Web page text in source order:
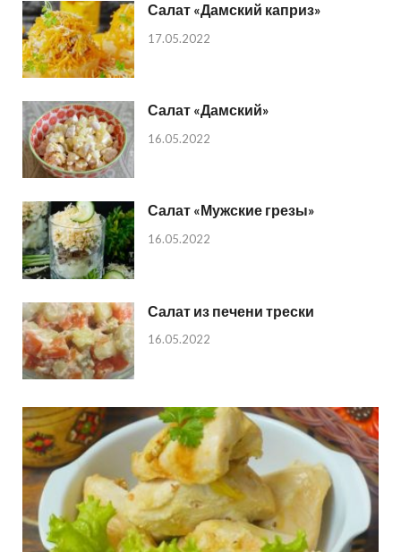
Салат «Дамский каприз»
17.05.2022
Салат «Дамский»
16.05.2022
Салат «Мужские грезы»
16.05.2022
Салат из печени трески
16.05.2022